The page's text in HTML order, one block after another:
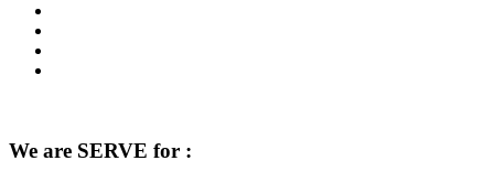
We are SERVE for :